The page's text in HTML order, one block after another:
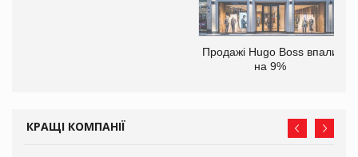
Продажі Hugo Boss впали
на 9%
КРАЩІ КОМПАНІЇ